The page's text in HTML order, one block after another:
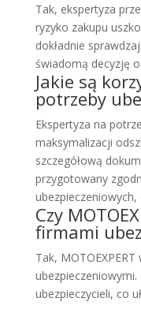
Tak, ekspertyza
ryzyko zakupu
dokładnie
świadomą decyzję
Jakie są
potrzeby
Ekspertyza na
maksymalizacji
szczegółową
przygotowany
ubezpieczeniowych,
Czy
firmami
Tak,
ubezpieczycieli, co